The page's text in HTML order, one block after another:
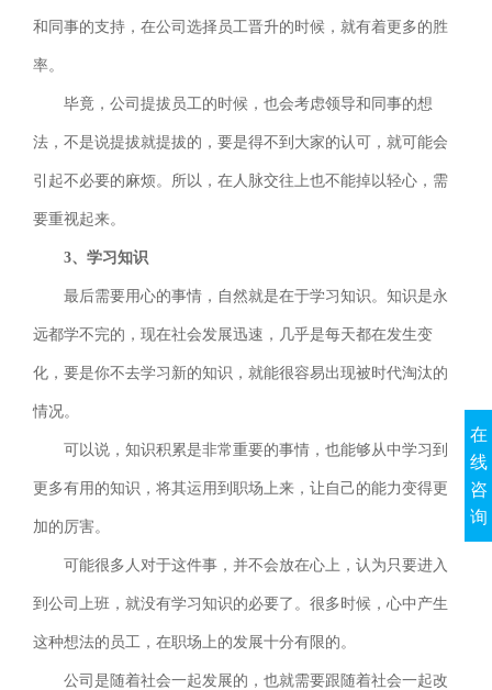
和同事的支持，在公司选择员工晋升的时候，就有着更多的胜
率。
毕竟，公司提拔员工的时候，也会考虑领导和同事的想
法，不是说提拔就提拔的，要是得不到大家的认可，就可能会
引起不必要的麻烦。所以，在人脉交往上也不能掉以轻心，需
要重视起来。
3、学习知识
最后需要用心的事情，自然就是在于学习知识。知识是永
远都学不完的，现在社会发展迅速，几乎是每天都在发生变
化，要是你不去学习新的知识，就能很容易出现被时代淘汰的
情况。
可以说，知识积累是非常重要的事情，也能够从中学习到
更多有用的知识，将其运用到职场上来，让自己的能力变得更
加的厉害。
可能很多人对于这件事，并不会放在心上，认为只要进入
到公司上班，就没有学习知识的必要了。很多时候，心中产生
这种想法的员工，在职场上的发展十分有限的。
公司是随着社会一起发展的，也就需要跟随着社会一起改
在
线
咨
询